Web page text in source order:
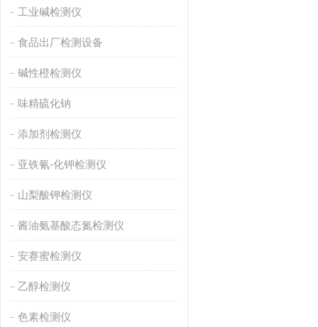
工业碱检测仪
食品出厂检测设备
碱性橙检测仪
味精硫化钠
添加剂检测仪
亚铁氰-化钾检测仪
山梨酸钾检测仪
酱油氨基酸态氮检测仪
安赛蜜检测仪
乙醇检测仪
色素检测仪